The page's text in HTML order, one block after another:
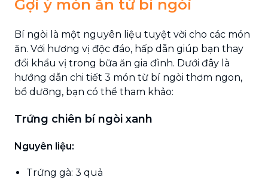
Gợi ý món ăn từ bí ngòi
Bí ngòi là một nguyên liệu tuyệt vời cho các món
ăn. Với hương vị độc đáo, hấp dẫn giúp bạn thay
đổi khẩu vị trong bữa ăn gia đình. Dưới đây là
hướng dẫn chi tiết 3 món từ bí ngòi thơm ngon,
bổ dưỡng, bạn có thể tham khảo:
Trứng chiên bí ngòi xanh
Nguyên liệu:
Trứng gà: 3 quả